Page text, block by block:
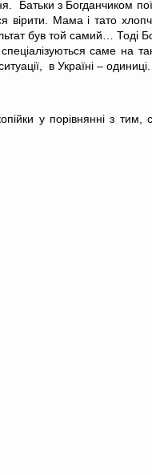
Батьки з Богданчиком
вірити. Мама і тато
був той самий… Тоді
саме на
в Україні – одиниці.
у порівнянні з тим,